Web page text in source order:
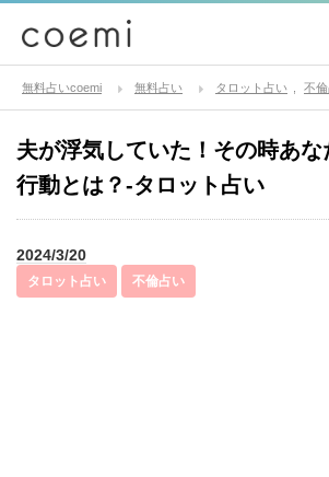
無料占いcoemi 無料占い タロット占い 不
夫が浮気していた！その時あな
行動とは？-タロット占い
2024/3/20
タロット占い 不倫占い